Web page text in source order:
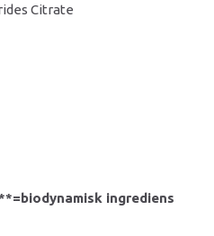
Citrate
ingrediens